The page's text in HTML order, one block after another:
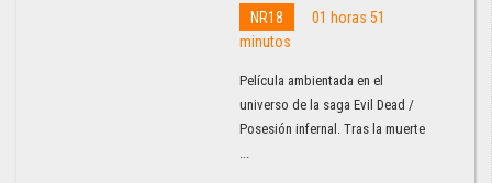
NR18
01 horas 51
minutos
Película ambientada en el
universo de la saga Evil Dead /
Posesión infernal. Tras la muerte
...